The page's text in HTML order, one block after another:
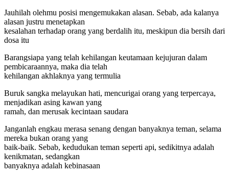
Jauhilah olehmu posisi mengemukakan alasan. Sebab, ada kalanya
alasan justru menetapkan
kesalahan terhadap orang yang berdalih itu, meskipun dia bersih dari
dosa itu
Barangsiapa yang telah kehilangan keutamaan kejujuran dalam
pembicaraannya, maka dia telah
kehilangan akhlaknya yang termulia
Buruk sangka melayukan hati, mencurigai orang yang terpercaya,
menjadikan asing kawan yang
ramah, dan merusak kecintaan saudara
Janganlah engkau merasa senang dengan banyaknya teman, selama
mereka bukan orang yang
baik-baik. Sebab, kedudukan teman seperti api, sedikitnya adalah
kenikmatan, sedangkan
banyaknya adalah kebinasaan